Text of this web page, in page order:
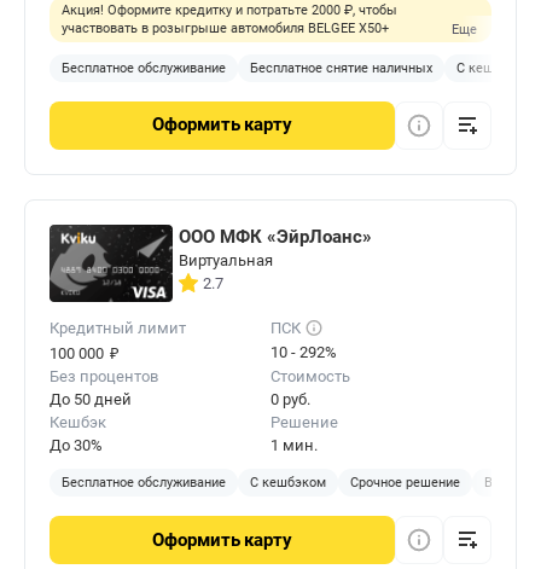
Акция! Оформите кредитку и потратьте 2000 ₽, чтобы
участвовать в розыгрыше автомобиля BELGEE X50+
Еще
Бесплатное обслуживание Бесплатное снятие наличных С кешбэком
Оформить карту
ООО МФК «ЭйрЛоанс»
Виртуальная
2.7
Кредитный лимит
100 000 ₽
ПСК
10 - 292%
Без процентов
До 50 дней
Стоимость
0 руб.
Кешбэк
До 30%
Решение
1 мин.
Бесплатное обслуживание С кешбэком Срочное решение
Оформить карту